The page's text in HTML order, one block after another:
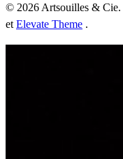
© 2026 Artsouilles &
et Elevate Theme .